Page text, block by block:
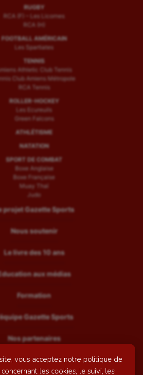
vous acceptez notre politique de
les cookies, le suivi, les
RUGBY
RCA (F) – Les Licornes
RCA (H)
FOOTBALL AMÉRICAIN
Les Spartiates
TENNIS
Athletic Club Tennis
Club Amiens Métropole
RCA Tennis
ROLLER-HOCKEY
Les Ecureuils
Green Falcons
ATHLÉTISME
NATATION
SPORT DE COMBAT
Boxe Anglaise
Boxe Française
Muay Thaï
Judo
projet Gazette Sports
Nous soutenir
Le livre des 10 ans
aux médias
Formation
Gazette Sports
Nos partenaires
Recrutement